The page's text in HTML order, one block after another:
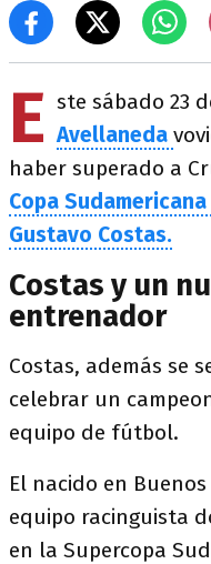
E ste sábado 23
Avellaneda
haber superado a
Copa Sudamericana
Gustavo Costas.
Costas y un
entrenador
Costas, además se
celebrar un
equipo de fútbol.
El nacido en
equipo racinguista
en la Supercopa